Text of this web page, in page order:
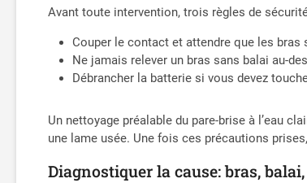
Avant toute intervention, trois règles de
Couper le contact et attendre que les
Ne jamais relever un bras sans balai au-
Débrancher la batterie si vous devez
Un nettoyage préalable du pare-brise à l’eau
une lame usée. Une fois ces précautions
Diagnostiquer la cause: bras,